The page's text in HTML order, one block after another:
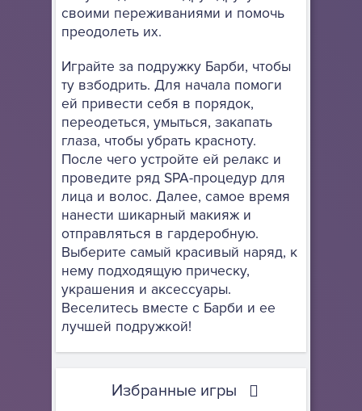
своими переживаниями и помочь
преодолеть их.
Играйте за подружку Барби, чтобы
ту взбодрить. Для начала помоги
ей привести себя в порядок,
переодеться, умыться, закапать
глаза, чтобы убрать красноту.
После чего устройте ей релакс и
проведите ряд SPA-процедур для
лица и волос. Далее, самое время
нанести шикарный макияж и
отправляться в гардеробную.
Выберите самый красивый наряд, к
нему подходящую прическу,
украшения и аксессуары.
Веселитесь вместе с Барби и ее
лучшей подружкой!
Избранные игры